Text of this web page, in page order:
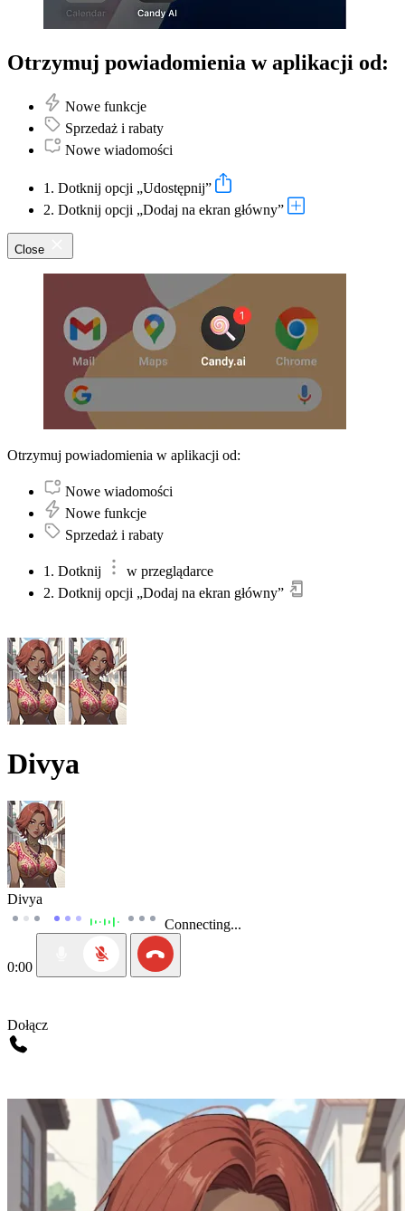
Otrzymuj powiadomienia w aplikacji od:
Nowe funkcje
Sprzedaż i rabaty
Nowe wiadomości
1. Dotknij opcji „Udostępnij”
2. Dotknij opcji „Dodaj na ekran główny”
Close
Otrzymuj powiadomienia w aplikacji od:
Nowe wiadomości
Nowe funkcje
Sprzedaż i rabaty
1. Dotknij
w przeglądarce
2. Dotknij opcji „Dodaj na ekran główny”
Divya
Divya
Connecting...
0:00
Dołącz